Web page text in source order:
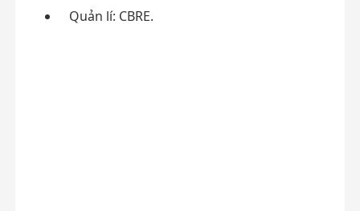
Quản lí: CBRE.